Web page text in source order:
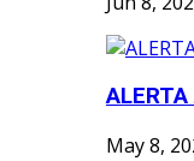
May 8,